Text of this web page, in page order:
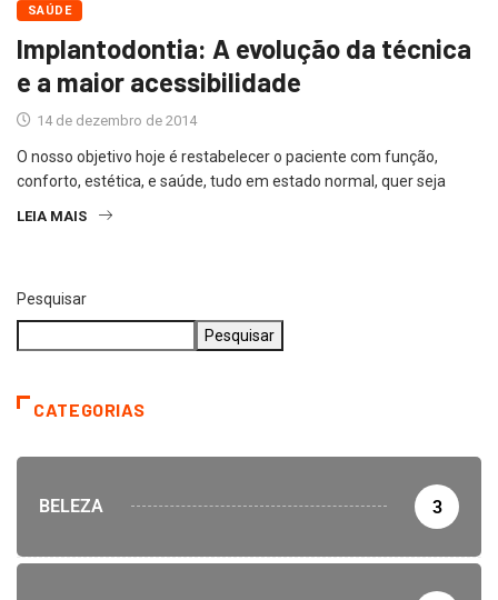
SAÚDE
Implantodontia: A evolução da técnica
e a maior acessibilidade
14 de dezembro de 2014
O nosso objetivo hoje é restabelecer o paciente com função,
conforto, estética, e saúde, tudo em estado normal, quer seja
LEIA MAIS
Pesquisar
Pesquisar
CATEGORIAS
BELEZA 3